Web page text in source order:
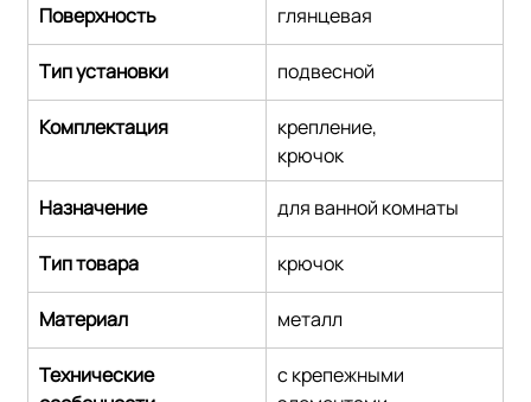
Поверхность глянцевая
Тип установки подвесной
Комплектация
крепление,
крючок
Назначение
для ванной комнаты
Тип товара крючок
Материал металл
Технические
с крепежными